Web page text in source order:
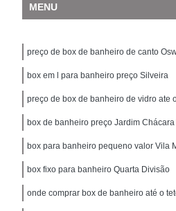
MENU
preço de box de banheiro de canto
box em l para banheiro preço Silveira
preço de box de banheiro de vidro ate
box de banheiro preço Jardim
box para banheiro pequeno valor Vila
box fixo para banheiro Quarta Divisão
onde comprar box de banheiro até o